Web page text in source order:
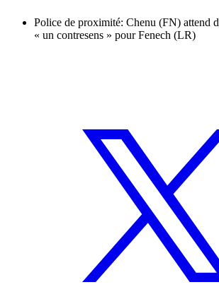
Police de proximité: Chenu (FN) attend
« un contresens » pour Fenech (LR)